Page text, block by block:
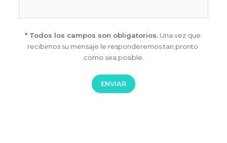
* Todos los campos son obligatorios. Una vez que
recibimos su mensaje le responderemos tan pronto
como sea posible.
ENVIAR